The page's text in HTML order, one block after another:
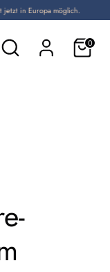
in Europa möglich.
Suchen 0